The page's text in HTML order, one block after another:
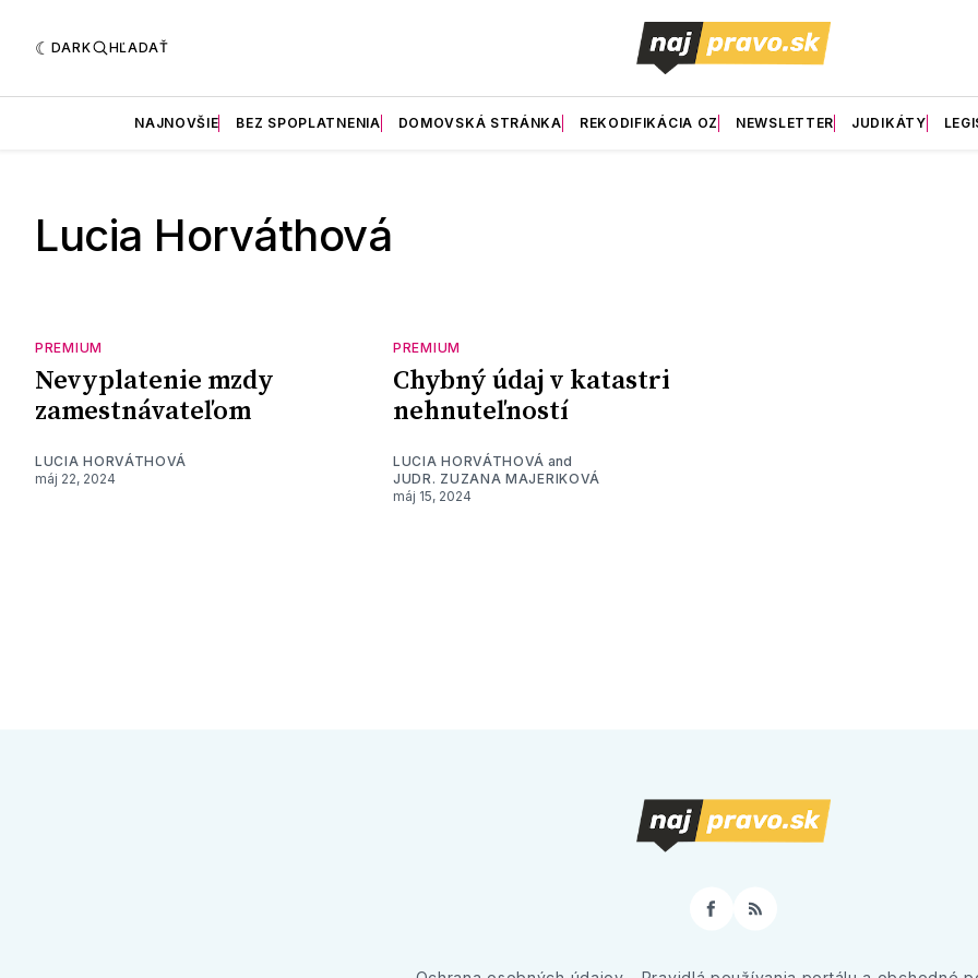
DARK HĽADAŤ
NAJNOVŠIE BEZ SPOPLATNENIA DOMOVSKÁ STRÁNKA REKODIFIKÁCIA OZ NEWSLETTER JUDIKÁTY
Lucia Horváthová
PREMIUM
Nevyplatenie mzdy
zamestnávateľom
LUCIA HORVÁTHOVÁ
máj 22, 2024
PREMIUM
Chybný údaj v katastri
nehnuteľností
LUCIA HORVÁTHOVÁ and
JUDR. ZUZANA MAJERIKOVÁ
máj 15, 2024
Facebook
RSS